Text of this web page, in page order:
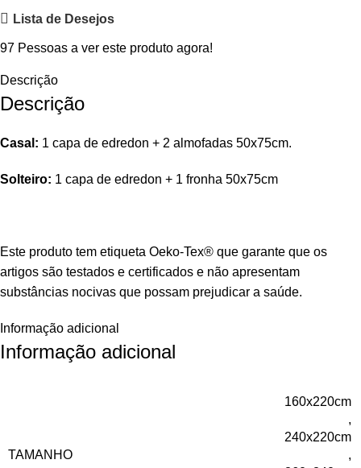
Lista de Desejos
97 Pessoas a ver este produto agora!
Descrição
Descrição
Casal: 1 capa de edredon + 2 almofadas 50x75cm.
Solteiro: 1 capa de edredon + 1 fronha 50x75cm
Este produto tem etiqueta Oeko-Tex® que garante que os
artigos são testados e certificados e não apresentam
substâncias nocivas que possam prejudicar a saúde.
Informação adicional
Informação adicional
TAMANHO
160x220cm
,
240x220cm
,